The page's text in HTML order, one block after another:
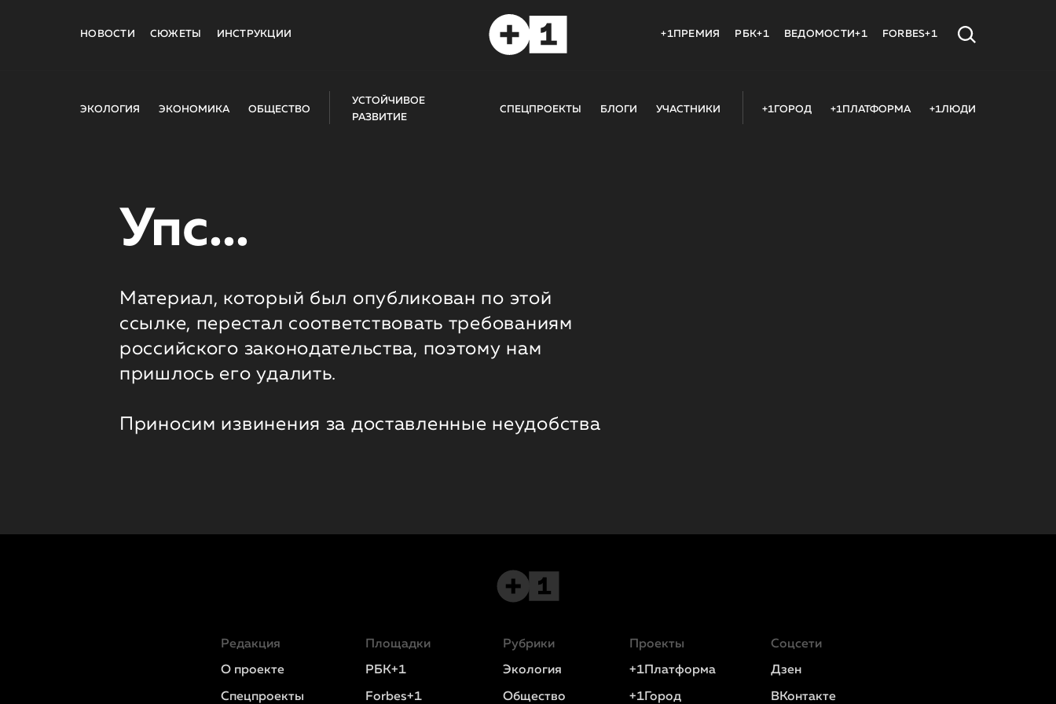
НОВОСТИ СЮЖЕТЫ ИНСТРУКЦИИ +1ПРЕМИЯ РБК+1 ВЕДОМОСТИ+1 FORBES+1
ЭКОЛОГИЯ ЭКОНОМИКА ОБЩЕСТВО
УСТОЙЧИВОЕ
РАЗВИТИЕ
СПЕЦПРОЕКТЫ БЛОГИ УЧАСТНИКИ +1ГОРОД +1ПЛАТФОРМА +1ЛЮДИ
Упс...
Материал, который был опубликован по этой
ссылке, перестал соответствовать требованиям
российского законодательства, поэтому нам
пришлось его удалить.
Приносим извинения за доставленные неудобства
Редакция
О проекте
Спецпроекты
Площадки
РБК+1
Forbes+1
Рубрики
Экология
Общество
Проекты
+1Платформа
+1Город
Соцсети
Дзен
ВКонтакте